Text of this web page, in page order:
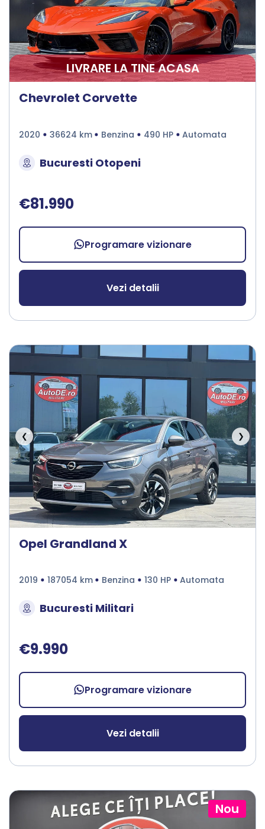
LIVRARE LA TINE ACASA
Chevrolet Corvette
2020 36624 km Benzina 490 HP Automata
Bucuresti Otopeni
€81.990
Programare vizionare
Vezi detalii
❮ ❯
Opel Grandland X
2019 187054 km Benzina 130 HP Automata
Bucuresti Militari
€9.990
Programare vizionare
Vezi detalii
Nou